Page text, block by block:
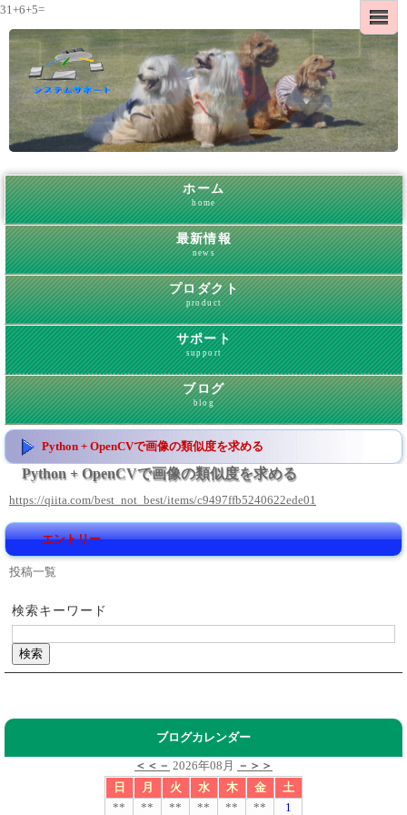
31+6+5=
ホーム
home
最新情報
news
プロダクト
product
サポート
support
ブログ
blog
Python + OpenCVで画像の類似度を求める
Python + OpenCVで画像の類似度を求める
https://qiita.com/best_not_best/items/c9497ffb5240622ede01
エントリー
投稿一覧
検索キーワード
ブログカレンダー
＜＜－ 2026年08月
－＞＞
日
月 火 水 木 金
土
**
** ** ** ** ** 1